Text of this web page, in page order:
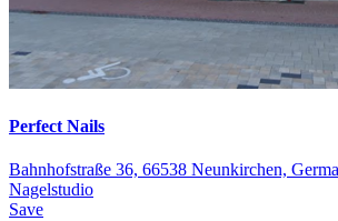
Perfect Nails
Bahnhofstraße 36, 66538 Neunkirchen,
Nagelstudio
Save